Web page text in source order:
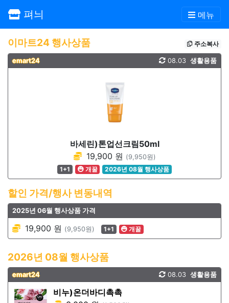
펴늬 메뉴
이마트24 행사상품 주소복사
emart24 생활용품
08.03
바세린)톤업선크림50ml
19,900 원 (9,950원)
1+1
개꿀 2026년 08월 행사상품
할인 가격/행사 변동내역
2025년 06월 행사상품 가격
19,900 원 (9,950원) 1+1 개꿀
2026년 08월 행사상품
emart24 생활용품
08.03
비누)온더바디촉촉